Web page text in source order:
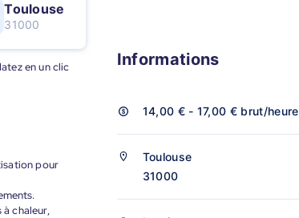
Toulouse
31000
en un clic
pour
chaleur,
Informations
14,00 € - 17,00 € brut/heure
Toulouse
31000